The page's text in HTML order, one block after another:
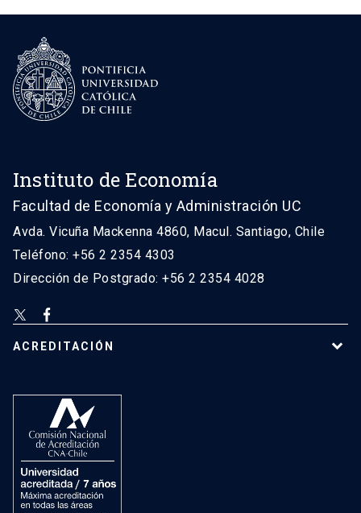
Instituto de Economía
Facultad de Economía y Administración UC
Avda. Vicuña Mackenna 4860, Macul. Santiago, Chile
Teléfono: +56 2 2354 4303
Dirección de Postgrado: +56 2 2354 4028
ACREDITACIÓN